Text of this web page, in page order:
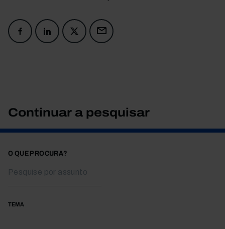
Continuar a pesquisar
O QUE PROCURA?
TEMA